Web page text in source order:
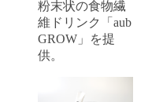
粉末状の食物繊
維ドリンク「aub
GROW」を提
供。